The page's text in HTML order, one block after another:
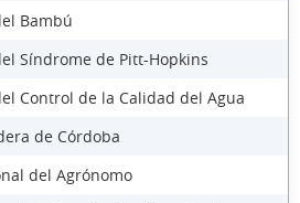
Bambú
Síndrome de Pitt-Hopkins
Control de la Calidad del Agua
de Córdoba
del Agrónomo